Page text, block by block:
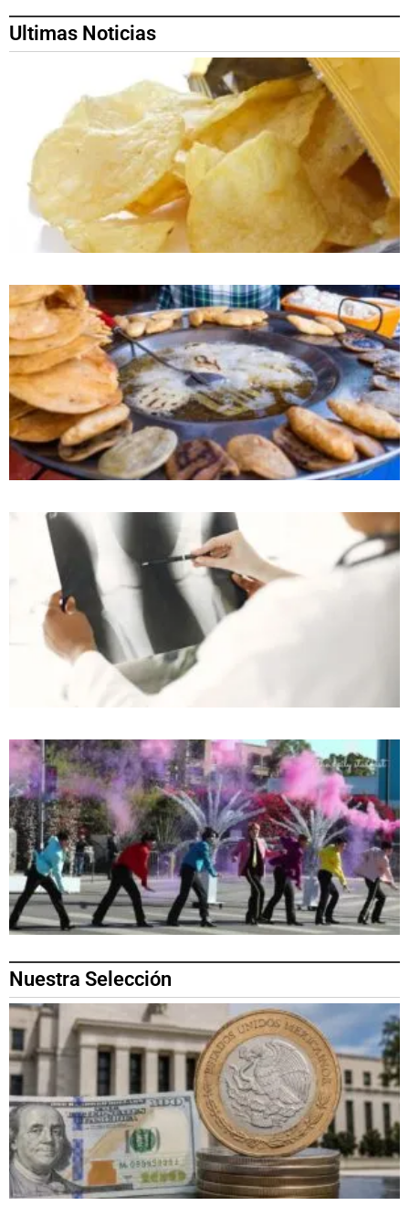
Ultimas Noticias
Nuestra Selección